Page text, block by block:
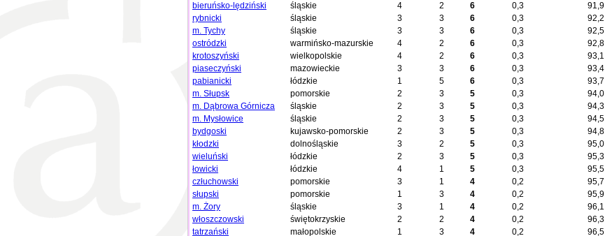
bieruńsko-lędziński
śląskie 4 2 6 0,3 91,9
rybnicki
śląskie 3 3 6 0,3 92,2
m. Tychy
śląskie 3 3 6 0,3 92,5
ostródzki
warmińsko-mazurskie 4 2 6 0,3 92,8
krotoszyński
wielkopolskie 4 2 6 0,3 93,1
piaseczyński
mazowieckie 3 3 6 0,3 93,4
pabianicki
łódzkie 1 5 6 0,3 93,7
m. Słupsk
pomorskie 2 3 5 0,3 94,0
m. Dąbrowa Górnicza
śląskie 2 3 5 0,3 94,3
m. Mysłowice
śląskie 2 3 5 0,3 94,5
bydgoski
kujawsko-pomorskie 2 3 5 0,3 94,8
kłodzki
dolnośląskie 3 2 5 0,3 95,0
wieluński
łódzkie 2 3 5 0,3 95,3
łowicki
łódzkie 4 1 5 0,3 95,5
człuchowski
pomorskie 3 1 4 0,2 95,7
słupski
pomorskie 1 3 4 0,2 95,9
m. Żory
śląskie 3 1 4 0,2 96,1
włoszczowski
świętokrzyskie 2 2 4 0,2 96,3
tatrzański
małopolskie 1 3 4 0,2 96,5